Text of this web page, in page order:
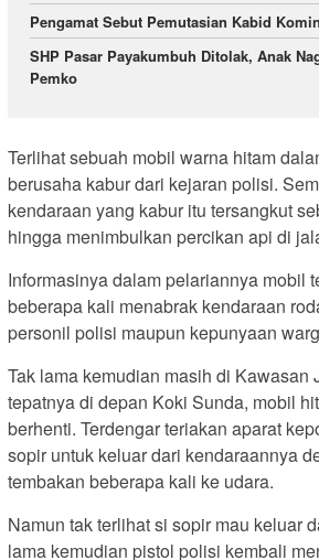
Pengamat Sebut Pemutasian Kabid
SHP Pasar Payakumbuh Ditolak, Anak
Pemko
Terlihat sebuah mobil warna hitam
berusaha kabur dari kejaran polisi.
kendaraan yang kabur itu tersangkut
hingga menimbulkan percikan api di
Informasinya dalam pelariannya mobil
beberapa kali menabrak kendaraan
personil polisi maupun kepunyaan
Tak lama kemudian masih di Kawasan
tepatnya di depan Koki Sunda, mobil
berhenti. Terdengar teriakan aparat
sopir untuk keluar dari kendaraannya
tembakan beberapa kali ke udara.
Namun tak terlihat si sopir mau keluar
lama kemudian pistol polisi kembali